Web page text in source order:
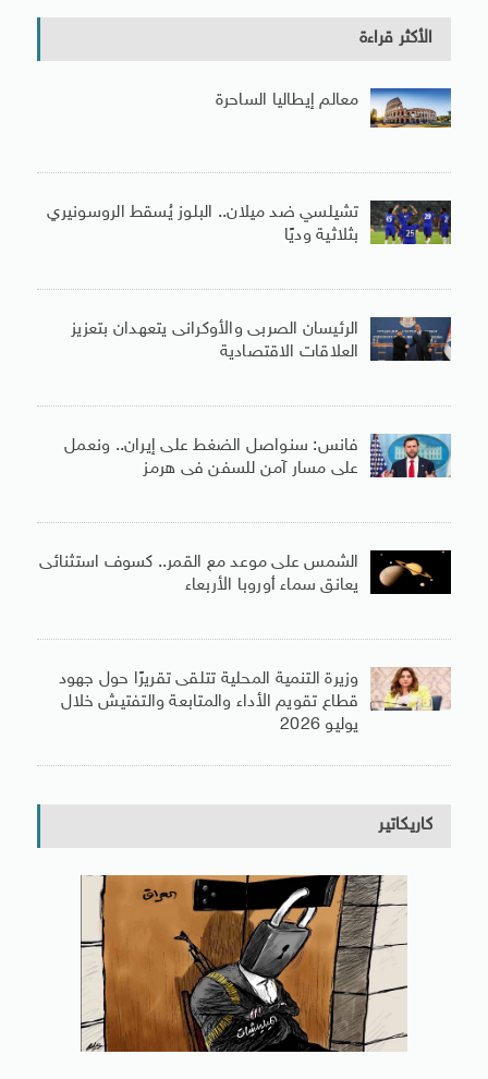
الأكثر قراءة
معالم إيطاليا الساحرة
تشيلسي ضد ميلان.. البلوز يُسقط الروسونيري
بثلاثية وديًا
الرئيسان الصربى والأوكرانى يتعهدان بتعزيز
العلاقات الاقتصادية
فانس: سنواصل الضغط على إيران.. ونعمل
على مسار آمن للسفن فى هرمز
الشمس على موعد مع القمر.. كسوف استثنائى
يعانق سماء أوروبا الأربعاء
وزيرة التنمية المحلية تتلقى تقريرًا حول جهود
قطاع تقويم الأداء والمتابعة والتفتيش خلال
يوليو 2026
كاريكاتير